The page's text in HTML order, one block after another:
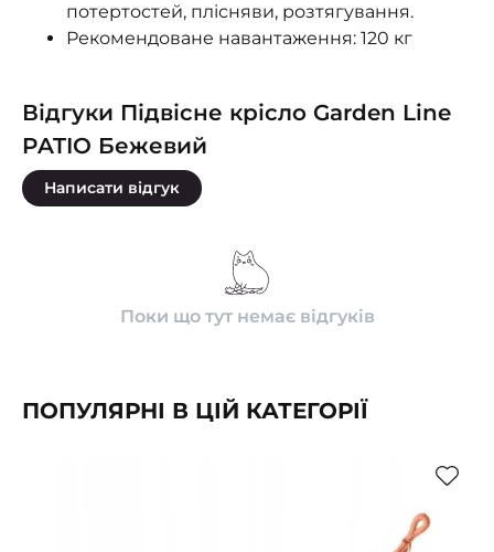
потертостей, плісняви, розтягування.
Рекомендоване навантаження: 120 кг
Відгуки Підвісне крісло Garden Line
PATIO Бежевий
Написати відгук
Поки що тут немає відгуків
ПОПУЛЯРНІ В ЦІЙ КАТЕГОРІЇ